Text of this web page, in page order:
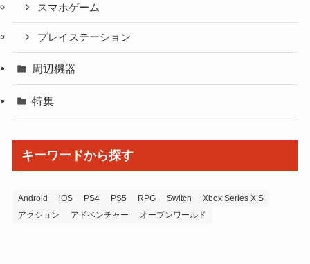
スマホゲーム
プレイステーション
周辺機器
特集
キーワードから探す
Android iOS PS4 PS5 RPG Switch
Xbox Series X|S
アクション
アドベンチャー オープンワールド